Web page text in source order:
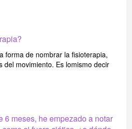
forma de nombrar la fisioterapia,
del movimiento. Es lomismo decir
6 meses, he empezado a notar